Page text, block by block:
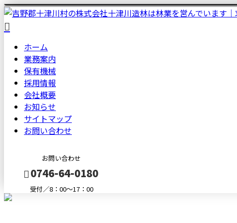
ホーム
業務案内
保有機械
採用情報
会社概要
お知らせ
サイトマップ
お問い合わせ
お問い合わせ
0746-64-0180
受付／8：00～17：00